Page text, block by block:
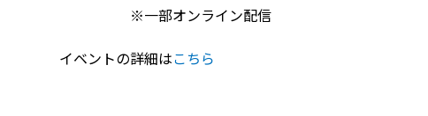
※一部オンライン配信
イベントの詳細はこちら